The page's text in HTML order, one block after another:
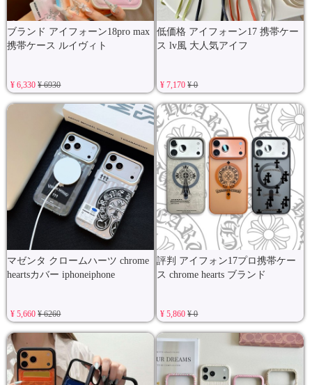
ブランド アイフォーン18pro max
携帯ケース ルイヴィト
¥ 6,330¥ 6930
低価格 アイフォーン17 携帯ケー
ス lv風 大人気アイフ
¥ 7,170¥ 0
マゼンタ クロームハーツ chrome
heartsカバー iphoneiphone
¥ 5,660¥ 6260
評判 アイフォン17プロ携帯ケー
ス chrome hearts ブランド
¥ 5,860¥ 0